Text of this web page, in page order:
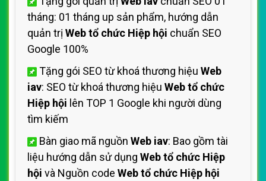
tháng: 01 tháng up sản phẩm, hướng dẫn
quản trị Web tổ chức Hiệp hội chuẩn SEO
Google 100%
Tặng gói SEO từ khoá thương hiệu Web
iav: SEO từ khoá thương hiệu Web tổ chức
Hiệp hội lên TOP 1 Google khi người dùng
tìm kiếm
Bàn giao mã nguồn Web iav: Bao gồm tài
liệu hướng dẫn sử dụng Web tổ chức Hiệp
hội và Nguồn code Web tổ chức Hiệp hội